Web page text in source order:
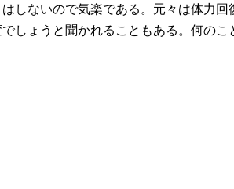
しないので気楽である。元々は体力回
しょうと聞かれることもある。何のこ